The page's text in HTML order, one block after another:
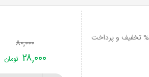
دوره های ورزشی زومبا، ایروبیک، پیلاتس و بدنسازی در باشگاه مکس پاور ویژه بانوان با 65% تخفیف و پرداخت
۸۰,۰۰۰
۲۸,۰۰۰ تومان